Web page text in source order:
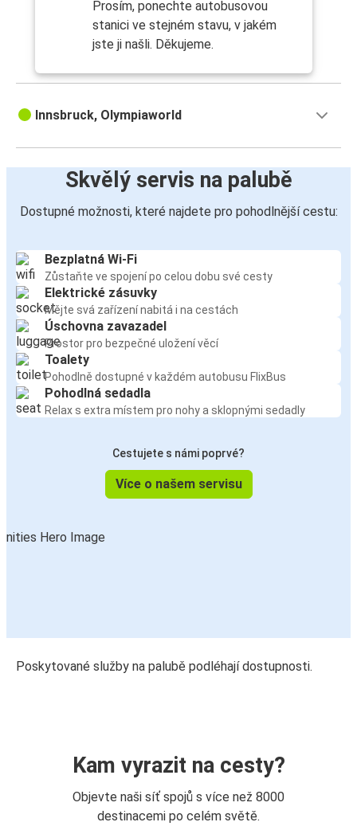
Prosím, ponechte autobusovou
stanici ve stejném stavu, v jakém
jste ji našli. Děkujeme.
Innsbruck, Olympiaworld
Skvělý servis na palubě
Dostupné možnosti, které najdete pro pohodlnější cestu:
Bezplatná Wi-Fi
Zůstaňte ve spojení po celou dobu své cesty
Elektrické zásuvky
Mějte svá zařízení nabitá i na cestách
Úschovna zavazadel
Prostor pro bezpečné uložení věcí
Toalety
Pohodlně dostupné v každém autobusu FlixBus
Pohodlná sedadla
Relax s extra místem pro nohy a sklopnými sedadly
Cestujete s námi poprvé?
Více o našem servisu
Poskytované služby na palubě podléhají dostupnosti.
Kam vyrazit na cesty?
Objevte naši síť spojů s více než 8000
destinacemi po celém světě.